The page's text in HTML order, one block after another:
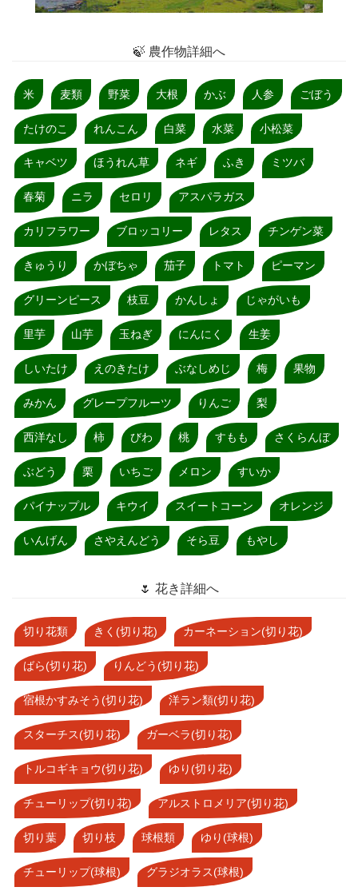
🍃 農作物詳細へ
米 麦類 野菜 大根 かぶ 人参 ごぼう
たけのこ れんこん 白菜 水菜 小松菜
キャベツ ほうれん草 ネギ ふき ミツバ
春菊 ニラ セロリ アスパラガス
カリフラワー ブロッコリー レタス チンゲン菜
きゅうり かぼちゃ 茄子 トマト ピーマン
グリーンピース 枝豆 かんしょ じゃがいも
里芋 山芋 玉ねぎ にんにく 生姜
しいたけ えのきたけ ぶなしめじ 梅 果物
みかん グレープフルーツ りんご 梨
西洋なし 柿 びわ 桃 すもも さくらんぼ
ぶどう 栗 いちご メロン すいか
パイナップル キウイ スイートコーン オレンジ
いんげん さやえんどう そら豆 もやし
🌷 花き詳細へ
切り花類 きく(切り花) カーネーション(切り花)
ばら(切り花) りんどう(切り花)
宿根かすみそう(切り花) 洋ラン類(切り花)
スターチス(切り花) ガーベラ(切り花)
トルコギキョウ(切り花) ゆり(切り花)
チューリップ(切り花) アルストロメリア(切り花)
切り葉 切り枝 球根類 ゆり(球根)
チューリップ(球根) グラジオラス(球根)